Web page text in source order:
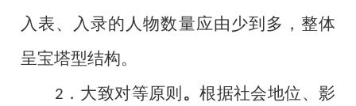
入表、入录的人物数量应由少到多，整体
呈宝塔型结构。
2 ．大致对等原则 。根据社会地位、影